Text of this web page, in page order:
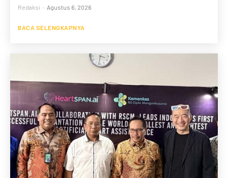
Redaksi - Agustus 6, 2026
BACA SELENGKAPNYA